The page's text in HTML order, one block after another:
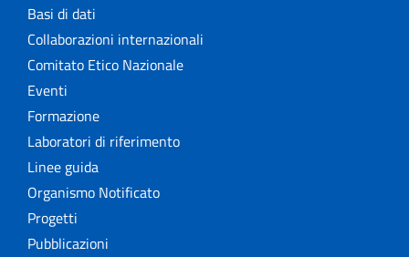
Basi di dati
Collaborazioni internazionali
Comitato Etico Nazionale
Eventi
Formazione
Laboratori di riferimento
Linee guida
Organismo Notificato
Progetti
Pubblicazioni